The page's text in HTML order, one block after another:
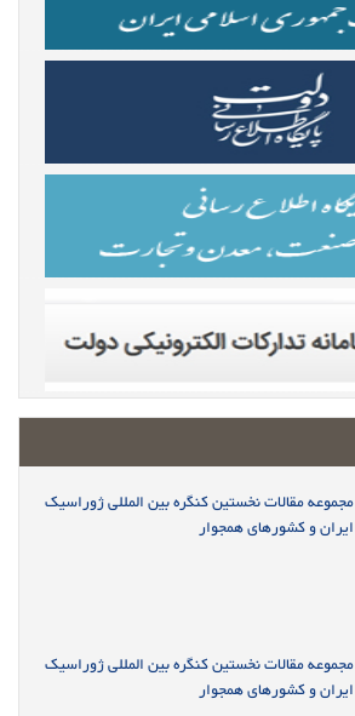
مجموعه مقالات نخستین کنگره بین المللی ژوراسیک
ایران و کشورهای همجوار
مجموعه مقالات نخستین کنگره بین المللی ژوراسیک
ایران و کشورهای همجوار